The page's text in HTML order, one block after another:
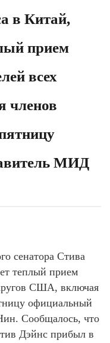
в Китай,
прием
всех
членов
МИД
сенатора Стива
теплый прием
США, включая
официальный
Сообщалось, что
Дэйнс прибыл в